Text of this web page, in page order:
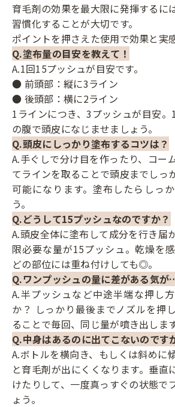
育毛剤の効果を最大限に発揮するに
習慣化することが大切です。
ポイントを押さえた使用で効果と実
Q.塗布量の目安を教えて！
A.1回15プッシュが目安です。
● 前頭部：縦に3ライン
● 後頭部：横に2ライン
1ラインにつき、3プッシュが目安
の腹で頭皮になじませましょう。
Q.頭皮にしっかり塗布するコツは？
A.手ぐしで分け目を作ったり、コー
てラインを取ることで頭皮までしっ
可能になります。塗布したらしっ
う。
Q.どうして15プッシュなのですか？
A.頭皮全体に塗布して成分を行き届
限必要な量が15プッシュ。乾燥を
どの部位には重ね付けしても◎。
Q.ワンプッシュの量に差がある気が
A.半プッシュなど中途半端な押し
か？ しっかり最後までノズルを押
ることで毎回、同じ量が噴き出します
Q.中身はあるのに出てこないので
A.ボトルを横向き、もしくは斜めに
と育毛剤が出にくくなります。垂直
けたりして、一度真っすぐの状態で
ょう。